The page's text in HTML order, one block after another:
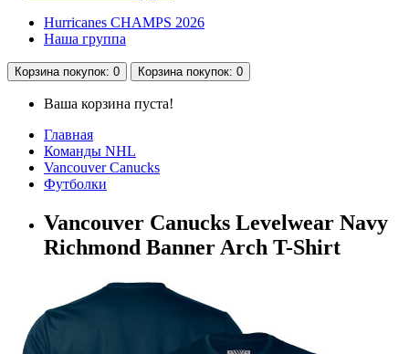
Hurricanes CHAMPS 2026
Наша группа
Корзина покупок: 0 Корзина покупок: 0
Ваша корзина пуста!
Главная
Команды NHL
Vancouver Canucks
Футболки
Vancouver Canucks Levelwear Navy
Richmond Banner Arch T-Shirt